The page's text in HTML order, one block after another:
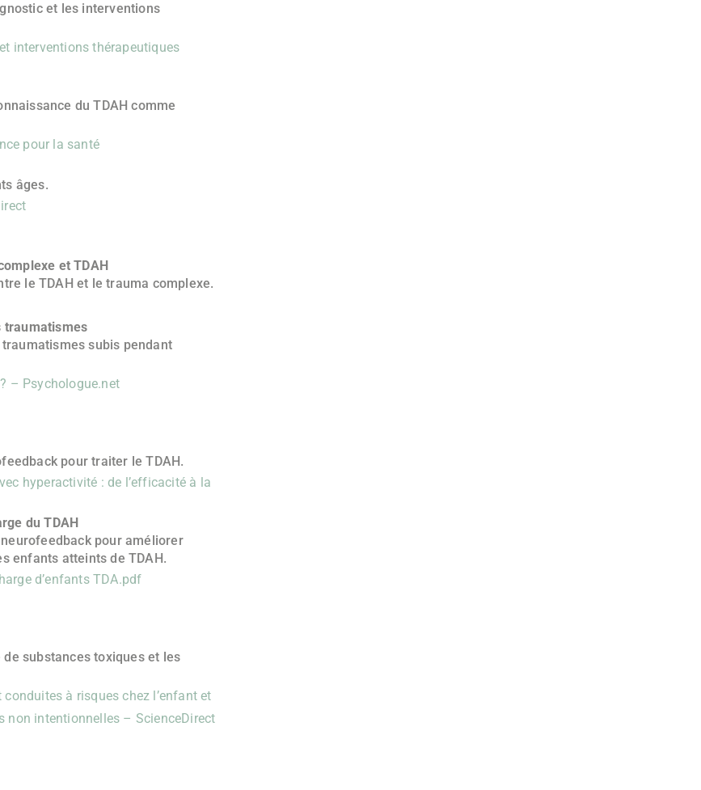
et les interventions
interventions thérapeutiques
du TDAH comme
pour la santé
âges.
et TDAH
le TDAH et le trauma complexe.
traumatismes
subis pendant
– Psychologue.net
pour traiter le TDAH.
hyperactivité : de l’efficacité à la
du TDAH
pour améliorer
enfants atteints de TDAH.
d’enfants TDA.pdf
de substances toxiques et les
à risques chez l’enfant et
non intentionnelles – ScienceDirect